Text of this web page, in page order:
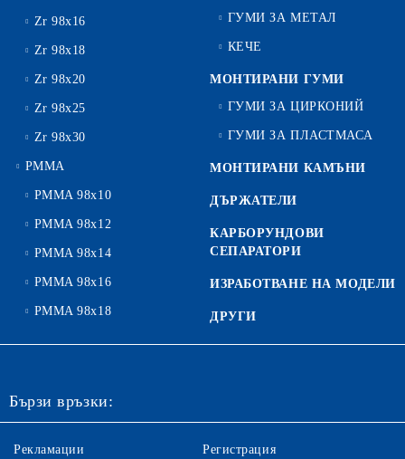
Zr 98x16
Zr 98x18
Zr 98x20
Zr 98x25
Zr 98x30
PMMA
PMMA 98x10
PMMA 98x12
PMMA 98x14
PMMA 98x16
PMMA 98x18
ГУМИ ЗА МЕТАЛ
КЕЧЕ
МОНТИРАНИ ГУМИ
ГУМИ ЗА ЦИРКОНИЙ
ГУМИ ЗА ПЛАСТМАСА
МОНТИРАНИ КАМЪНИ
ДЪРЖАТЕЛИ
КАРБОРУНДОВИ
СЕПАРАТОРИ
ИЗРАБОТВАНЕ НА МОДЕЛИ
ДРУГИ
Бързи връзки:
Рекламации Регистрация